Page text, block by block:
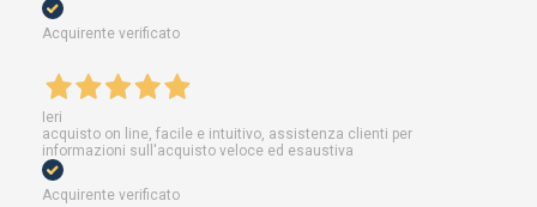
Acquirente verificato
Ieri
acquisto on line, facile e intuitivo, assistenza clienti per
informazioni sull'acquisto veloce ed esaustiva
Acquirente verificato